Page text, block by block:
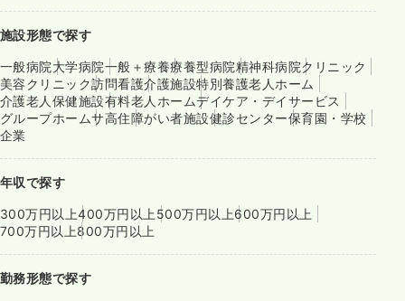
施設形態で探す
一般病院大学病院一般＋療養療養型病院精神科病院クリニック
美容クリニック訪問看護介護施設特別養護老人ホーム
介護老人保健施設有料老人ホームデイケア・デイサービス
グループホームサ高住障がい者施設健診センター保育園・学校
企業
年収で探す
300万円以上400万円以上 500万円以上600万円以上
700万円以上800万円以上
勤務形態で探す